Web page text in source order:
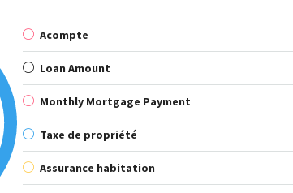
Acompte
Loan Amount
Monthly Mortgage Payment
Taxe de propriété
Assurance habitation